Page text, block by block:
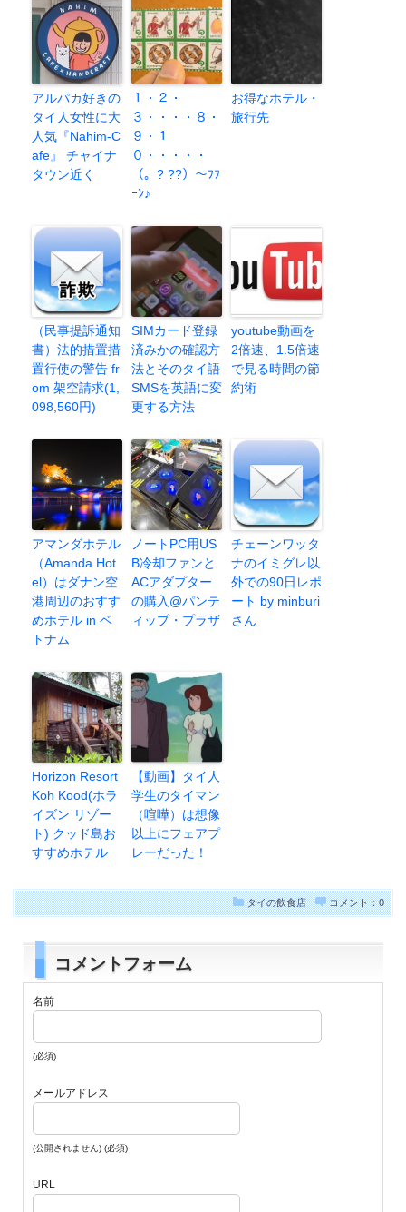
アルパカ好きの
タイ人女性に大
人気『Nahim-C
afe』 チャイナ
タウン近く
１・２・
３・・・・８・
９・１
０・・・・・
（。? ??）～ﾌﾌ
ｰﾝ♪
お得なホテル・
旅行先
（民事提訴通知
書）法的措置措
置行使の警告 fr
om 架空請求(1,
098,560円)
SIMカード登録
済みかの確認方
法とそのタイ語
SMSを英語に変
更する方法
youtube動画を
2倍速、1.5倍速
で見る時間の節
約術
アマンダホテル
（Amanda Hot
el）はダナン空
港周辺のおすす
めホテル in ベ
トナム
ノートPC用US
B冷却ファンと
ACアダプター
の購入@パンテ
ィップ・プラザ
チェーンワッタ
ナのイミグレ以
外での90日レポ
ート by minburi
さん
Horizon Resort
Koh Kood(ホラ
イズン リゾー
ト) クッド島お
すすめホテル
【動画】タイ人
学生のタイマン
（喧嘩）は想像
以上にフェアプ
レーだった！
タイの飲食店 コメント：0
コメントフォーム
名前
(必須)
メールアドレス
(公開されません) (必須)
URL